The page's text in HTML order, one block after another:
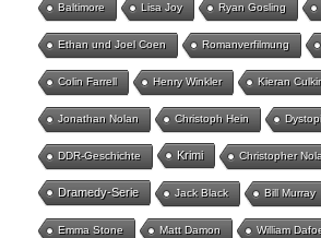
Baltimore Lisa Joy Ryan Gosling
Ethan und Joel Coen Romanverfilmung
Colin Farrell Henry Winkler Kieran
Jonathan Nolan Christoph Hein
DDR-Geschichte Krimi Christopher
Dramedy-Serie Jack Black Bill Murray
Emma Stone Matt Damon William